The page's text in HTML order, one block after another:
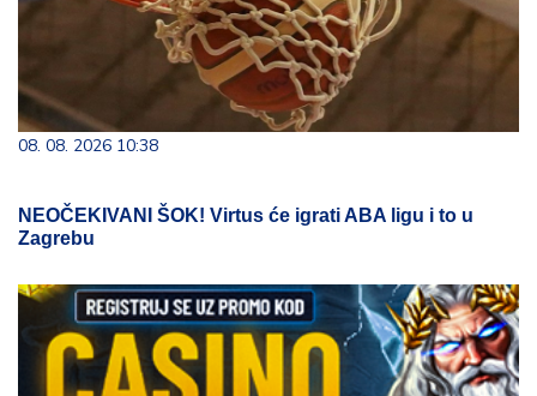
08. 08. 2026 10:38
NEOČEKIVANI ŠOK! Virtus će igrati ABA ligu i to u
Zagrebu